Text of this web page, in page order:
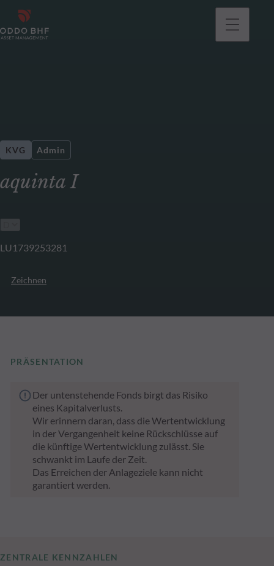
aquinta I
KVG Admin
LU1739253281
Zeichnen
PRÄSENTATION
Der untenstehende Fonds birgt das Risiko
eines Kapitalverlusts.
Wir erinnern daran, dass die Wertentwicklung
in der Vergangenheit keine Rückschlüsse auf
die künftige Wertentwicklung zulässt. Sie
schwankt im Laufe der Zeit.
Das Erreichen der Anlageziele kann nicht
garantiert werden.
ZENTRALE KENNZAHLEN